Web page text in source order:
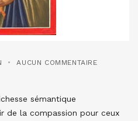
AUCUN COMMENTAIRE
sémantique
de la compassion pour ceux